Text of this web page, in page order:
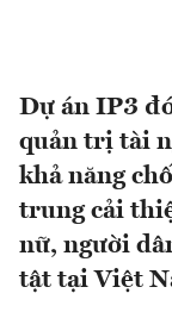
Dự án IP3
quản trị tài
khả năng
trung cải
nữ, người
tật tại Việt